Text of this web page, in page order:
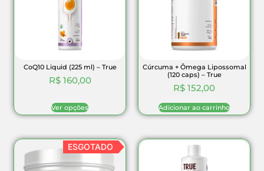
CoQ10 Liquid (225 ml) – True
R$160,00
Ver opções
Cúrcuma + Ômega Lipossomal
(120 caps) – True
R$ 152,00
Adicionar ao carrinho
ESGOTADO